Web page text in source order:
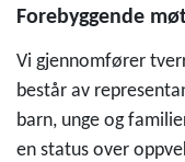
Forebyggende
Vi gjennomfører
består av
barn, unge og
en status over